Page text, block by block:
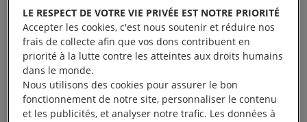
Les États du G20 sont responsables de près de 80
% des émissions de gaz à effet de serre. Ils
doivent adopter des mesures de relance qui
favorisent la transition vers la neutralité
carbone et ainsi montrer l’exemple dans la lutte
LE RESPECT DE VOTRE VIE PRIVÉE EST NOTRE PRIORITÉ
Accepter les cookies, c'est nous soutenir et réduire nos
frais de collecte afin que vos dons contribuent en
priorité à la lutte contre les atteintes aux droits humains
dans le monde.
Nous utilisons des cookies pour assurer le bon
fonctionnement de notre site, personnaliser le contenu
et les publicités, et analyser notre trafic. Les données à